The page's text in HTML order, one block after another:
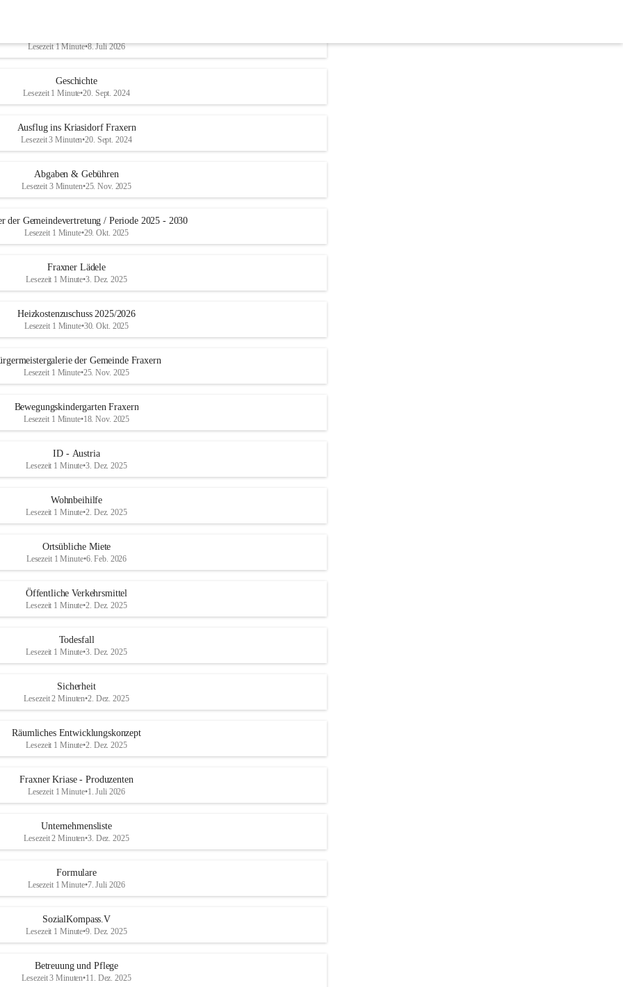
Lesezeit 1 Minute•8. Juli 2026
Geschichte
Lesezeit 1 Minute•20. Sept. 2024
Ausflug ins Kriasidorf Fraxern
Lesezeit 3 Minuten•20. Sept. 2024
Abgaben & Gebühren
Lesezeit 3 Minuten•25. Nov. 2025
der Gemeindevertretung / Periode 2025 - 2030
Lesezeit 1 Minute•29. Okt. 2025
Fraxner Lädele
Lesezeit 1 Minute•3. Dez. 2025
Heizkostenzuschuss 2025/2026
Lesezeit 1 Minute•30. Okt. 2025
der Gemeinde Fraxern
Lesezeit 1 Minute•25. Nov. 2025
Bewegungskindergarten Fraxern
Lesezeit 1 Minute•18. Nov. 2025
ID - Austria
Lesezeit 1 Minute•3. Dez. 2025
Wohnbeihilfe
Lesezeit 1 Minute•2. Dez. 2025
Ortsübliche Miete
Lesezeit 1 Minute•6. Feb. 2026
Öffentliche Verkehrsmittel
Lesezeit 1 Minute•2. Dez. 2025
Todesfall
Lesezeit 1 Minute•3. Dez. 2025
Sicherheit
Lesezeit 2 Minuten•2. Dez. 2025
Räumliches Entwicklungskonzept
Lesezeit 1 Minute•2. Dez. 2025
Fraxner Kriase - Produzenten
Lesezeit 1 Minute•1. Juli 2026
Unternehmensliste
Lesezeit 2 Minuten•3. Dez. 2025
Formulare
Lesezeit 1 Minute•7. Juli 2026
SozialKompass.V
Lesezeit 1 Minute•9. Dez. 2025
Betreuung und Pflege
Lesezeit 3 Minuten•11. Dez. 2025